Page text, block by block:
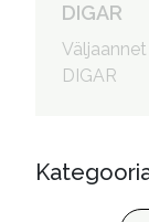
DIGAR
DIGAR